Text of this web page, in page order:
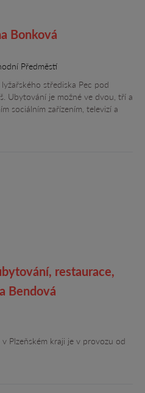
Bonková
Předměstí
střediska Pec pod
Ubytování je možné ve dvou, tří a
sociálním zařízením, televizí a
restaurace,
Bendová
Plzeňském kraji je v provozu od